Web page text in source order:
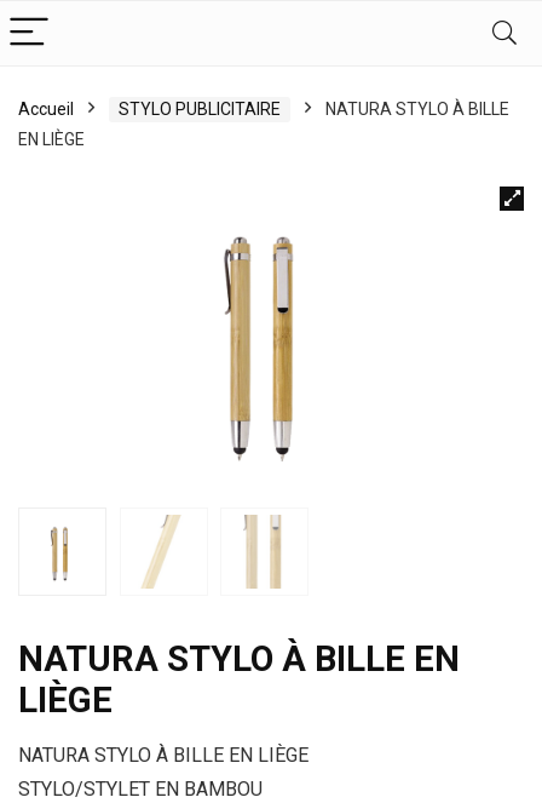
Accueil STYLO PUBLICITAIRE
NATURA STYLO À BILLE
EN LIÈGE
NATURA STYLO À BILLE EN
LIÈGE
NATURA STYLO À BILLE EN LIÈGE
STYLO/STYLET EN BAMBOU